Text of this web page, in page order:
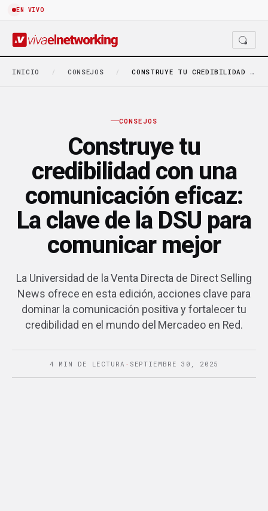
EN VIVO
INICIO / CONSEJOS / CONSTRUYE TU CREDIBILIDAD CON UNA COMUNICACIÓN EFICAZ: LA…
CONSEJOS
Construye tu
credibilidad con una
comunicación eficaz:
La clave de la DSU para
comunicar mejor
La Universidad de la Venta Directa de Direct Selling
News ofrece en esta edición, acciones clave para
dominar la comunicación positiva y fortalecer tu
credibilidad en el mundo del Mercadeo en Red.
4 MIN DE LECTURA · SEPTIEMBRE 30, 2025